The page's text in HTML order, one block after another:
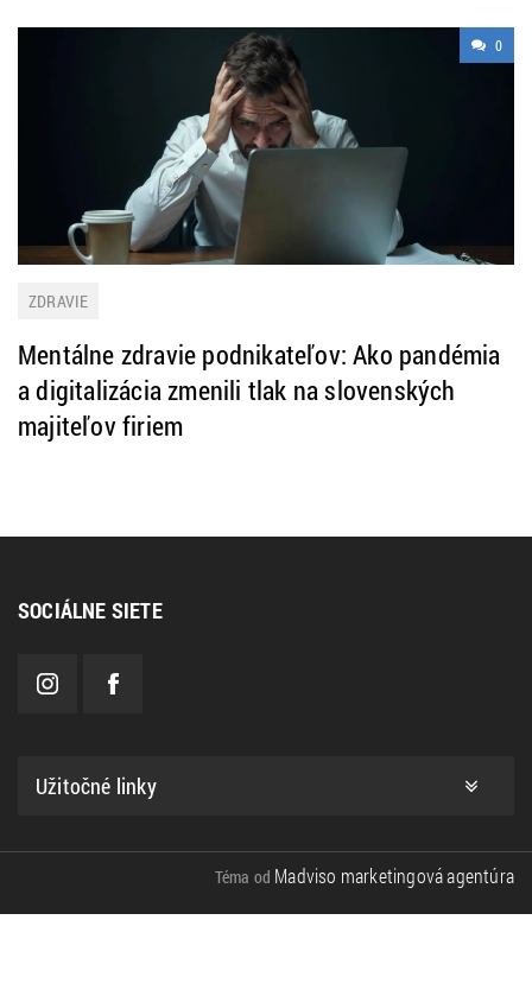
0
ZDRAVIE
Mentálne zdravie podnikateľov: Ako pandémia
a digitalizácia zmenili tlak na slovenských
majiteľov firiem
SOCIÁLNE SIETE
Užitočné linky
Téma od Madviso marketingová agentúra